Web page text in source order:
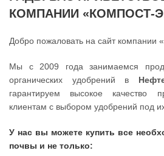
КОМПАНИИ «КОМПОСТ-
Добро пожаловать на сайт компании
Мы с 2009 года занимаемся
органических удобрений в
гарантируем высокое качество
клиентам с выбором удобрений под
У нас вы можете купить все
почвы и не только: